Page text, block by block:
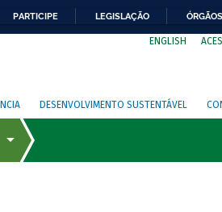
PARTICIPE LEGISLAÇÃO
ENGLISH
DESENVOLVIMENTO SUSTENTÁVEL